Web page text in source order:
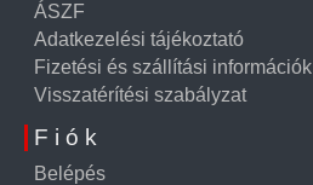
ÁSZF
Adatkezelési tájékoztató
Fizetési és szállítási információk
Visszatérítési szabályzat
Fiók
Belépés